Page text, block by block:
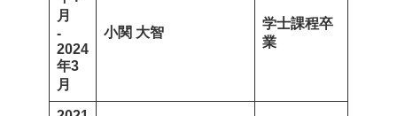
月
-
2024
年3
月
小関 大智
学士課程卒
業